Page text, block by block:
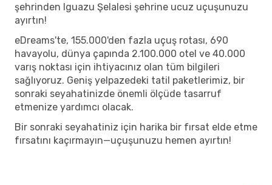
şehrinden Iguazu Şelalesi şehrine ucuz uçuşunuzu
ayırtın!
eDreams'te, 155.000'den fazla uçuş rotası, 690
havayolu, dünya çapında 2.100.000 otel ve 40.000
varış noktası için ihtiyacınız olan tüm bilgileri
sağlıyoruz. Geniş yelpazedeki tatil paketlerimiz, bir
sonraki seyahatinizde önemli ölçüde tasarruf
etmenize yardımcı olacak.
Bir sonraki seyahatiniz için harika bir fırsat elde etme
fırsatını kaçırmayın—uçuşunuzu hemen ayırtın!